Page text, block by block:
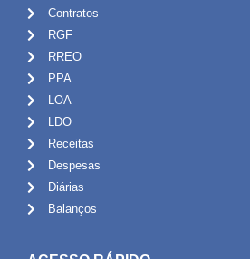
Contratos
RGF
RREO
PPA
LOA
LDO
Receitas
Despesas
Diárias
Balanços